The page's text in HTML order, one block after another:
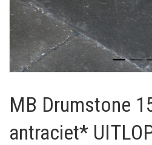
MB Drumstone
antraciet*